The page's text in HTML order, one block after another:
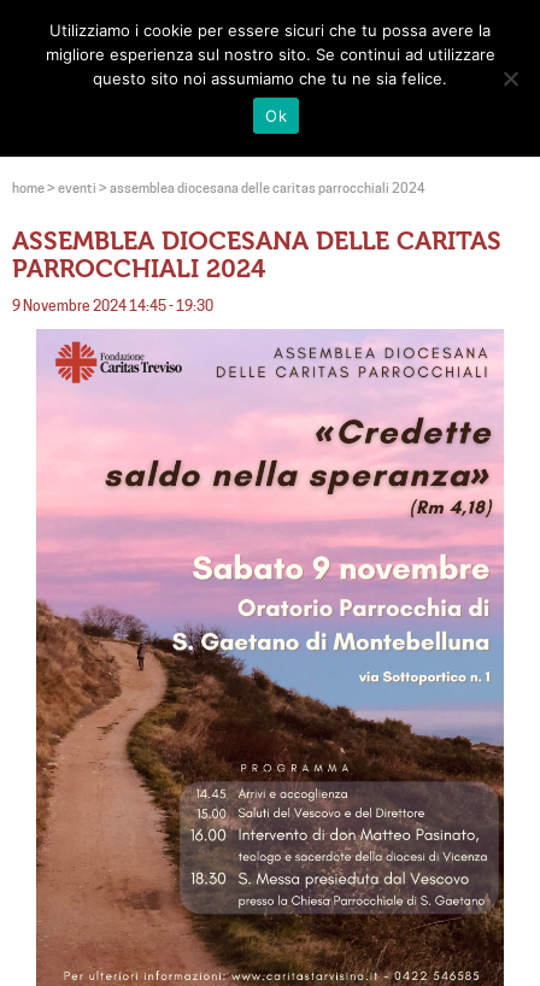
Toggle
home> eventi > assemblea diocesana delle caritas parrocchiali 2024
ASSEMBLEA DIOCESANA DELLE CARITAS
PARROCCHIALI 2024
9 Novembre 2024 14:45 - 19:30
Utilizziamo i cookie per essere sicuri che tu possa avere la
migliore esperienza sul nostro sito. Se continui ad utilizzare
questo sito noi assumiamo che tu ne sia felice.
Ok